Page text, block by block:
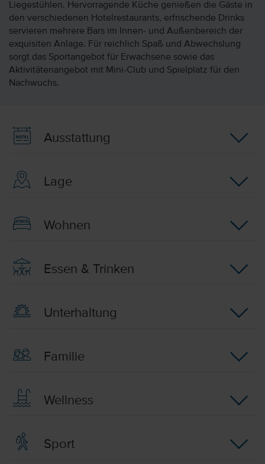
Liegestühlen. Hervorragende Küche genießen die Gäste in
den verschiedenen Hotelrestaurants, erfrischende Drinks
servieren mehrere Bars im Innen- und Außenbereich der
exquisiten Anlage. Für reichlich Spaß und Abwechslung
sorgt das Sportangebot für Erwachsene sowie das
Aktivitätenangebot mit Mini-Club und Spielplatz für den
Nachwuchs.
Ausstattung
Lage
Wohnen
Essen & Trinken
Unterhaltung
Familie
Wellness
Sport